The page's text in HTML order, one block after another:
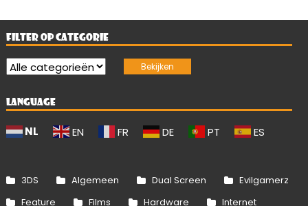
FILTER OP CATEGORIE
LANGUAGE
NL EN FR DE PT ES
3DS Algemeen Dual Screen
Evilgamerz
Feature
Films Hardware Internet